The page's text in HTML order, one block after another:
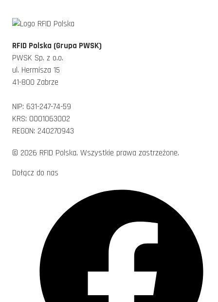
RFID Polska (Grupa PWSK)
PWSK Sp. z o.o.
ul. Hermisza 15
41-800 Zabrze
NIP: 631-247-74-59
KRS: 0001063002
REGON: 240270943
© 2026 RFID Polska. Wszystkie prawa zastrzeżone.
Dołącz do nas